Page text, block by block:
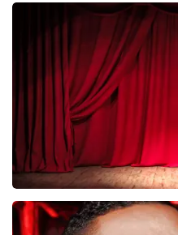
Esther van der Voort
laatste 30 minuten
BESTEL NU
Job Knoester